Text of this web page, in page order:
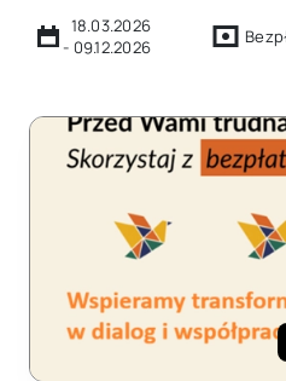
18.03.2026
- 09.12.2026